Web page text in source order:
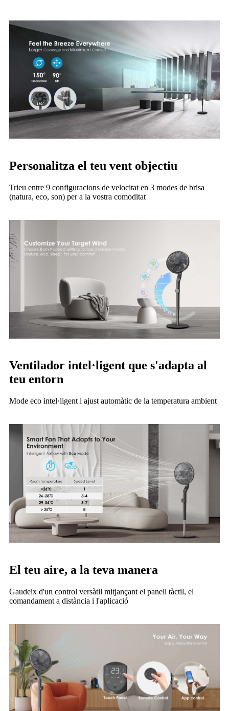
Personalitza el teu vent objectiu
Trieu entre 9 configuracions de velocitat en 3 modes de brisa
(natura, eco, son) per a la vostra comoditat
Ventilador intel·ligent que s'adapta al
teu entorn
Mode eco intel·ligent i ajust automàtic de la temperatura ambient
El teu aire, a la teva manera
Gaudeix d'un control versàtil mitjançant el panell tàctil, el
comandament a distància i l'aplicació